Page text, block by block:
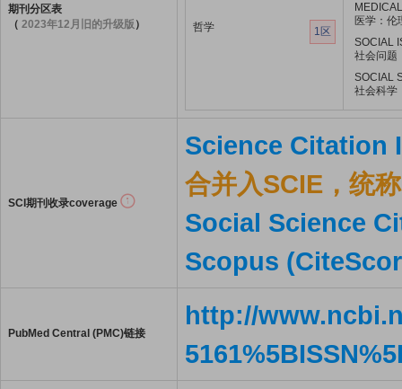
期刊分区表
（ 2023年12月旧的升级版 ） 哲学 1区
医学：伦
SOCIAL
社会问题
SOCIAL
社会科学
SCI期刊收录coverage
Science Citation
合并入SCIE，统
Social Science
Scopus
PubMed Central (PMC)链接
http://